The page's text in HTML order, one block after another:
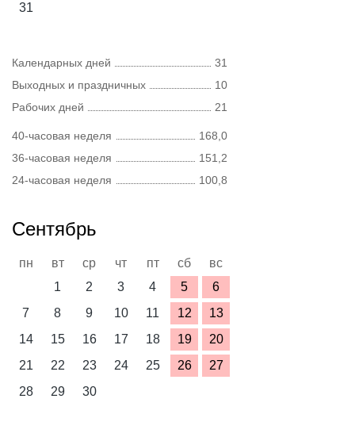
31
Календарных дней
31
Выходных и праздничных
10
Рабочих дней
21
40-часовая неделя
168,0
36-часовая неделя
151,2
24-часовая неделя
100,8
Сентябрь
пн вт ср чт пт сб
вс
1
2 3 4 5
6
7
8 9 10 11 12
13
14
15 16 17 18 19
20
21
22 23 24 25 26
27
28
29 30